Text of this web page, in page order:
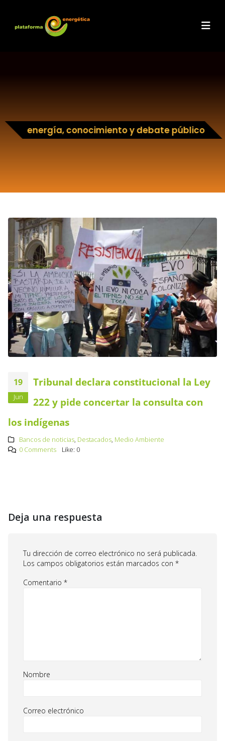
energía, conocimiento y debate público
19
Jun
Tribunal declara constitucional la Ley
222 y pide concertar la consulta con
los indígenas
Bancos de noticias, Destacados, Medio Ambiente
0 Comments
Like: 0
Deja una respuesta
Tu dirección de correo electrónico no será publicada.
Los campos obligatorios están marcados con *
Comentario *
Nombre
Correo electrónico